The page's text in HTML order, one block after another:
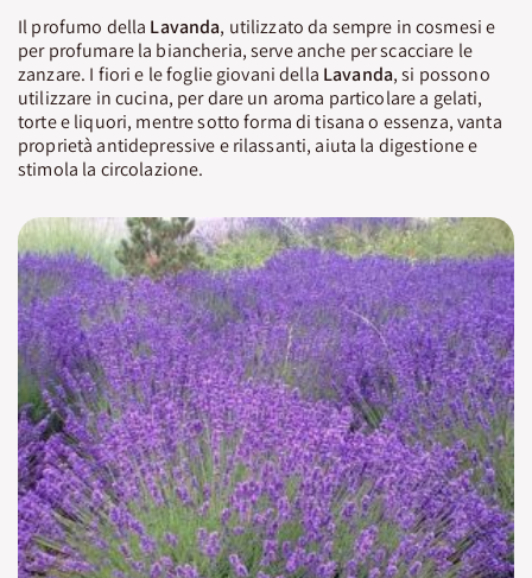
Il profumo della Lavanda, utilizzato da sempre in cosmesi e
per profumare la biancheria, serve anche per scacciare le
zanzare. I fiori e le foglie giovani della Lavanda, si possono
utilizzare in cucina, per dare un aroma particolare a gelati,
torte e liquori, mentre sotto forma di tisana o essenza, vanta
proprietà antidepressive e rilassanti, aiuta la digestione e
stimola la circolazione.